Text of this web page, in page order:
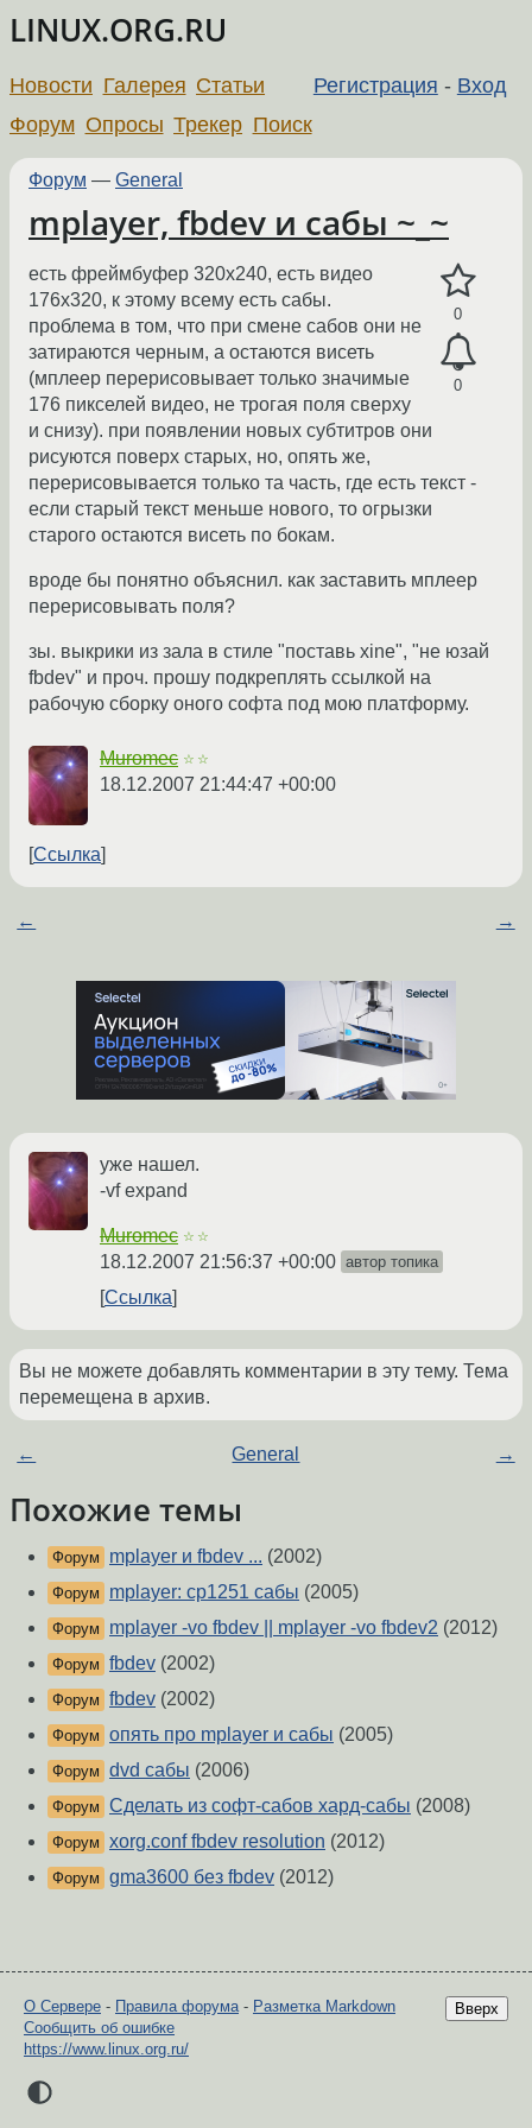
LINUX.ORG.RU
Регистрация - Вход
Новости Галерея Статьи
Форум Опросы Трекер Поиск
Форум — General
mplayer, fbdev и сабы ~_~
0
0
есть фреймбуфер 320x240, есть видео
176x320, к этому всему есть сабы.
проблема в том, что при смене сабов они не
затираются черным, а остаются висеть
(мплеер перерисовывает только значимые
176 пикселей видео, не трогая поля сверху
и снизу). при появлении новых субтитров они
рисуются поверх старых, но, опять же,
перерисовывается только та часть, где есть текст -
если старый текст меньше нового, то огрызки
старого остаются висеть по бокам.
вроде бы понятно объяснил. как заставить мплеер
перерисовывать поля?
зы. выкрики из зала в стиле "поставь xine", "не юзай
fbdev" и проч. прошу подкреплять ссылкой на
рабочую сборку оного софта под мою платформу.
Muromec ☆☆
18.12.2007 21:44:47 +00:00
Ссылка
← →
уже нашел.
-vf expand
Muromec ☆☆
18.12.2007 21:56:37 +00:00 автор топика
Ссылка
Вы не можете добавлять комментарии в эту тему. Тема
перемещена в архив.
← General →
Похожие темы
Форум mplayer и fbdev ... (2002)
Форум mplayer: cp1251 сабы (2005)
Форум mplayer -vo fbdev || mplayer -vo fbdev2 (2012)
Форум fbdev (2002)
Форум fbdev (2002)
Форум опять про mplayer и сабы (2005)
Форум dvd сабы (2006)
Форум Сделать из софт-сабов хард-сабы (2008)
Форум xorg.conf fbdev resolution (2012)
Форум gma3600 без fbdev (2012)
Вверх
О Сервере - Правила форума- Разметка Markdown
Сообщить об ошибке
https://www.linux.org.ru/